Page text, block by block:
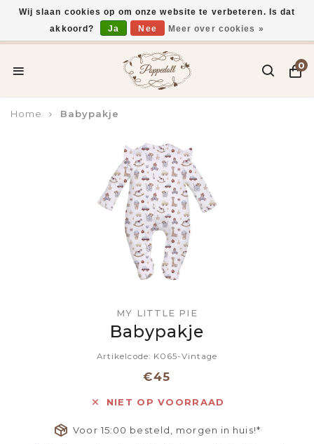
Voor 15:00 uur besteld, vandaag verzonden*
0
Home Babypakje
MY LITTLE PIE
Babypakje
Artikelcode: K065-Vintage
€45
NIET OP VOORRAAD
Voor 15:00 besteld, morgen in huis!*
Wij slaan cookies op om onze website te verbeteren. Is dat
akkoord?
Ja Nee Meer over cookies »